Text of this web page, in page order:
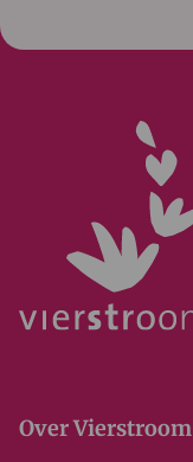
Over Vierstroom